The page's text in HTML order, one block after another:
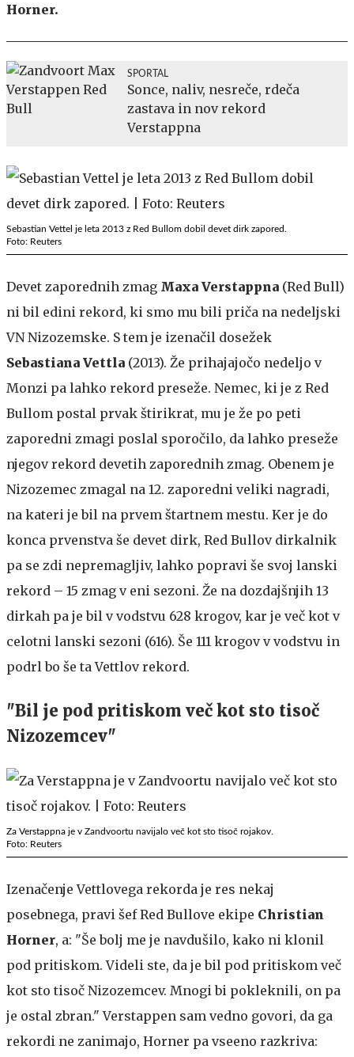
Horner.
SPORTAL
Sonce, naliv, nesreče, rdeča
zastava in nov rekord
Verstappna
Sebastian Vettel je leta 2013 z Red Bullom dobil devet dirk zapored.
Foto: Reuters
Devet zaporednih zmag Maxa Verstappna (Red Bull)
ni bil edini rekord, ki smo mu bili priča na nedeljski
VN Nizozemske. S tem je izenačil dosežek
Sebastiana Vettla (2013). Že prihajajočo nedeljo v
Monzi pa lahko rekord preseže. Nemec, ki je z Red
Bullom postal prvak štirikrat, mu je že po peti
zaporedni zmagi poslal sporočilo, da lahko preseže
njegov rekord devetih zaporednih zmag. Obenem je
Nizozemec zmagal na 12. zaporedni veliki nagradi,
na kateri je bil na prvem štartnem mestu. Ker je do
konca prvenstva še devet dirk, Red Bullov dirkalnik
pa se zdi nepremagljiv, lahko popravi še svoj lanski
rekord – 15 zmag v eni sezoni. Že na dozdajšnjih 13
dirkah pa je bil v vodstvu 628 krogov, kar je več kot v
celotni lanski sezoni (616). Še 111 krogov v vodstvu in
podrl bo še ta Vettlov rekord.
"Bil je pod pritiskom več kot sto tisoč
Nizozemcev"
Za Verstappna je v Zandvoortu navijalo več kot sto tisoč rojakov.
Foto: Reuters
Izenačenje Vettlovega rekorda je res nekaj
posebnega, pravi šef Red Bullove ekipe Christian
Horner, a: "Še bolj me je navdušilo, kako ni klonil
pod pritiskom. Videli ste, da je bil pod pritiskom več
kot sto tisoč Nizozemcev. Mnogi bi pokleknili, on pa
je ostal zbran." Verstappen sam vedno govori, da ga
rekordi ne zanimajo, Horner pa vseeno razkriva: